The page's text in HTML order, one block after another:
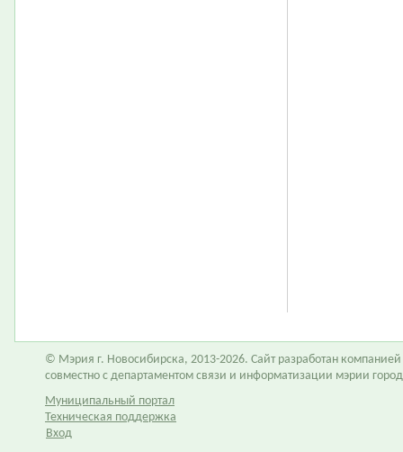
© Мэрия г. Новосибирска, 2013-2026. Сайт разработан компанией
совместно с департаментом связи и информатизации мэрии
Муниципальный портал
Техническая поддержка
Вход